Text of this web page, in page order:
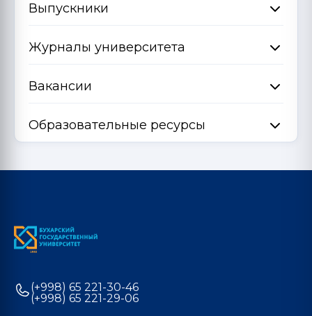
Выпускники
Журналы университета
Вакансии
Образовательные ресурсы
(+998) 65 221-30-46
(+998) 65 221-29-06